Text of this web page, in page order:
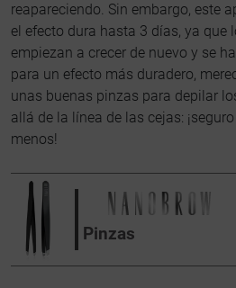
reapareciendo. Sin embargo, este
el efecto dura hasta 3 días, ya que
empiezan a crecer de nuevo y se
para un efecto más duradero,
unas buenas pinzas para depilar
allá de la línea de las cejas:
menos!
Pinzas